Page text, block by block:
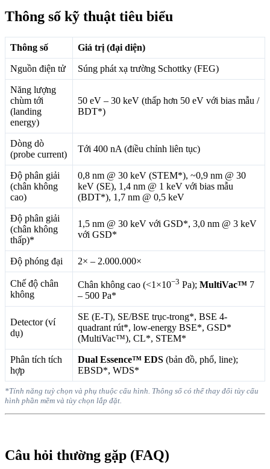
Thông số kỹ thuật tiêu biểu
Thông số Giá trị (đại diện)
Nguồn điện tử Súng phát xạ trường Schottky (FEG)
Năng lượng
chùm tới
(landing
energy)
50 eV – 30 keV (thấp hơn 50 eV với bias mẫu /
BDT*)
Dòng dò
(probe current)
Tới 400 nA (điều chỉnh liên tục)
Độ phân giải
(chân không
cao)
0,8 nm @ 30 keV (STEM*), ~0,9 nm @ 30
keV (SE), 1,4 nm @ 1 keV với bias mẫu
(BDT*), 1,7 nm @ 0,5 keV
Độ phân giải
(chân không
thấp)*
1,5 nm @ 30 keV với GSD*, 3,0 nm @ 3 keV
với GSD*
Độ phóng đại 2× – 2.000.000×
Chế độ chân
không
Chân không cao (<1×10−3 Pa); MultiVac™ 7
– 500 Pa*
Detector (ví
dụ)
SE (E-T), SE/BSE trục-trong*, BSE 4-
quadrant rút*, low-energy BSE*, GSD*
(MultiVac™), CL*, STEM*
Phân tích tích
hợp
Dual Essence™ EDS (bản đồ, phổ, line);
EBSD*, WDS*
*Tính năng tuỳ chọn và phụ thuộc cấu hình. Thông số có thể thay đổi tùy cấu
hình phần mềm và tùy chọn lắp đặt.
Câu hỏi thường gặp (FAQ)